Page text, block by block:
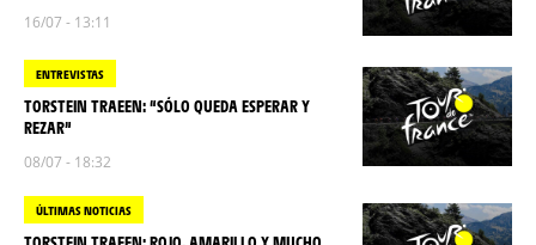
16/07 - 13:11
ENTREVISTAS
TORSTEIN TRAEEN: “SÓLO QUEDA ESPERAR Y
REZAR”
08/07 - 18:32
ÚLTIMAS NOTICIAS